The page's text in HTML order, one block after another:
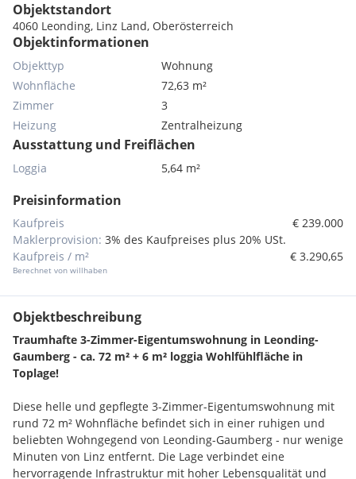
Objektstandort
4060 Leonding, Linz Land, Oberösterreich
Objektinformationen
Objekttyp
Wohnung
Wohnfläche
72,63 m²
Zimmer
3
Heizung
Zentralheizung
Ausstattung und Freiflächen
Loggia 5,64 m²
Preisinformation
Kaufpreis
€ 239.000
Maklerprovision: 3% des Kaufpreises plus 20% USt.
Kaufpreis / m²
Berechnet von willhaben
€ 3.290,65
Objektbeschreibung
Traumhafte 3-Zimmer-Eigentumswohnung in Leonding-
Gaumberg - ca. 72 m² + 6 m² loggia Wohlfühlfläche in
Toplage!
Diese helle und gepflegte 3-Zimmer-Eigentumswohnung mit
rund 72 m² Wohnfläche befindet sich in einer ruhigen und
beliebten Wohngegend von Leonding-Gaumberg - nur wenige
Minuten von Linz entfernt. Die Lage verbindet eine
hervorragende Infrastruktur mit hoher Lebensqualität und